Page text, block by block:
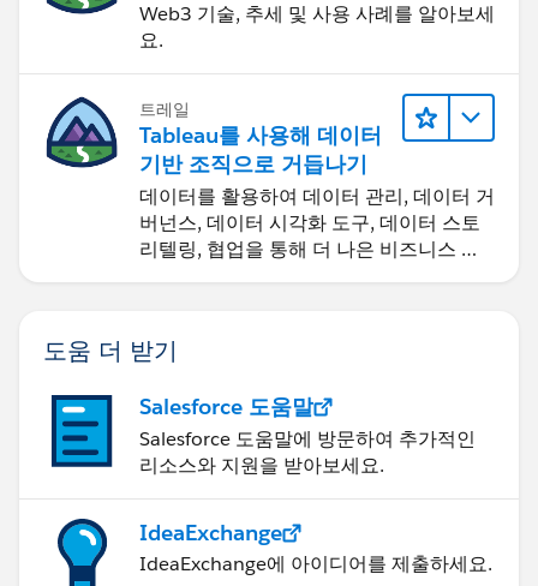
Web3 기술, 추세 및 사용 사례를 알아보세
요.
트레일
Tableau를 사용해 데이터
기반 조직으로 거듭나기
데이터를 활용하여 데이터 관리, 데이터 거
버넌스, 데이터 시각화 도구, 데이터 스토
리텔링, 협업을 통해 더 나은 비즈니스 성
과를 달성하세요.
도움 더 받기
Salesforce 도움말
Salesforce 도움말에 방문하여 추가적인
리소스와 지원을 받아보세요.
IdeaExchange
IdeaExchange에 아이디어를 제출하세요.